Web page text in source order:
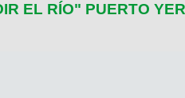
EL RÍO" PUERTO